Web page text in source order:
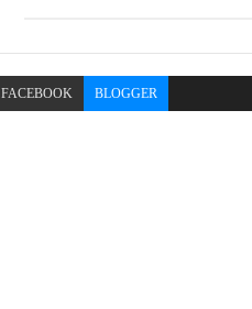
BLOGGER
FACEBOOK